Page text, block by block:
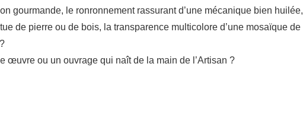
gourmande, le ronronnement rassurant d’une mécanique bien huilée,
de pierre ou de bois, la transparence multicolore d’une mosaïque de
œuvre ou un ouvrage qui naît de la main de l’Artisan ?